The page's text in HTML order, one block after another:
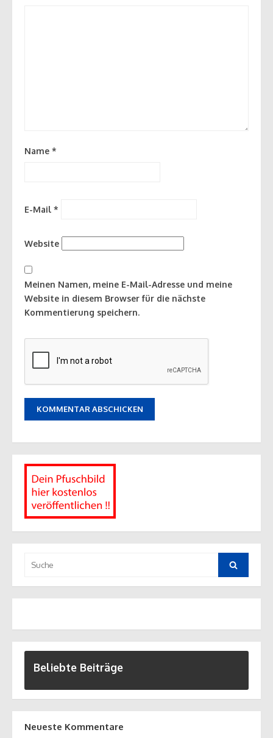
Name *
E-Mail *
Website
Meinen Namen, meine E-Mail-Adresse und meine
Website in diesem Browser für die nächste
Kommentierung speichern.
nach:
Suche
Beliebte Beiträge
Neueste Kommentare